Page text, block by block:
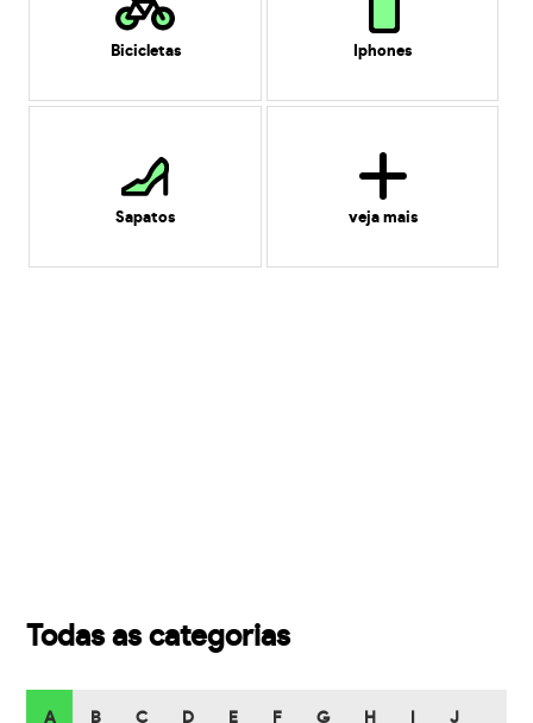
Bicicletas Iphones
Sapatos veja mais
Todas as categorias
A B C D E F G H J